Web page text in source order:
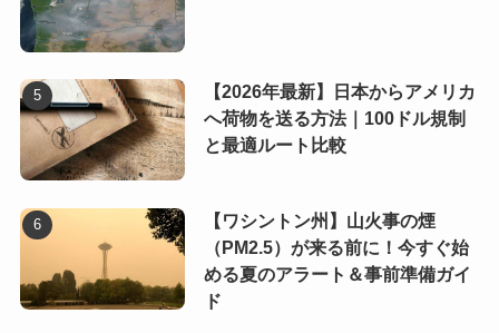
【2026年最新】日本からアメリカ
へ荷物を送る方法｜100ドル規制
と最適ルート比較
【ワシントン州】山火事の煙
（PM2.5）が来る前に！今すぐ始
める夏のアラート＆事前準備ガイ
ド